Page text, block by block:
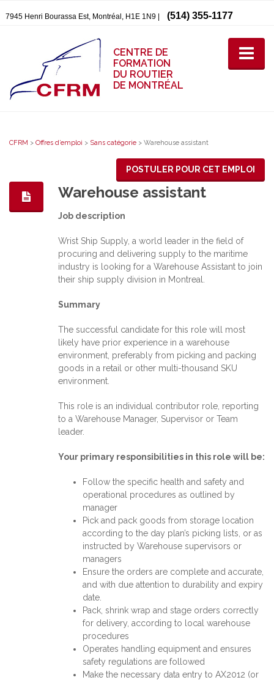
7945 Henri Bourassa Est, Montréal, H1E 1N9 | (514) 355-1177
CENTRE DE
FORMATION
DU ROUTIER
DE MONTRÉAL
CFRM > Offres d’emploi > Sans catégorie > Warehouse assistant
POSTULER POUR CET EMPLOI
Warehouse assistant
Job description
Wrist Ship Supply, a world leader in the field of
procuring and delivering supply to the maritime
industry is looking for a Warehouse Assistant to join
their ship supply division in Montreal.
Summary
The successful candidate for this role will most
likely have prior experience in a warehouse
environment, preferably from picking and packing
goods in a retail or other multi-thousand SKU
environment.
This role is an individual contributor role, reporting
to a Warehouse Manager, Supervisor or Team
leader.
Your primary responsibilities in this role will be:
Follow the specific health and safety and
operational procedures as outlined by
manager
Pick and pack goods from storage location
according to the day plan’s picking lists, or as
instructed by Warehouse supervisors or
managers
Ensure the orders are complete and accurate,
and with due attention to durability and expiry
date.
Pack, shrink wrap and stage orders correctly
for delivery, according to local warehouse
procedures
Operates handling equipment and ensures
safety regulations are followed
Make the necessary data entry to AX2012 (or